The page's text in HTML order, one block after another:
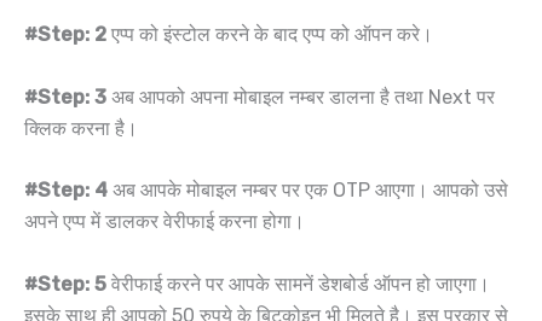
#Step: 2 एप्प को इंस्टोल करने के बाद एप्प को ऑपन करे।
#Step: 3 अब आपको अपना मोबाइल नम्बर डालना है तथा Next पर
क्लिक करना है।
#Step: 4 अब आपके मोबाइल नम्बर पर एक OTP आएगा। आपको उसे
अपने एप्प में डालकर वेरीफाई करना होगा।
#Step: 5 वेरीफाई करने पर आपके सामनें डेशबोर्ड ऑपन हो जाएगा।
इसके साथ ही आपको 50 रुपये के बिटकोइन भी मिलते है। इस प्रकार से